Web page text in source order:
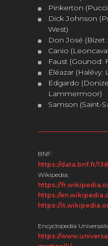
Pinkerton
Dick Johnson
West)
Don José (Bizet
Canio
Faust (Gounod:
Éléazar (Halévy:
Edgardo
Lammermoor)
Samson (Saint-
BNF:
https://data.bnf.fr/
Wikipedia:
https://
https://
https://
Encyclopedia
https://